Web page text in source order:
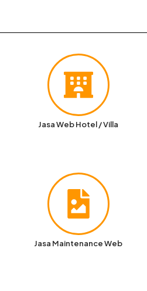
Jasa Web Hotel / Villa
Jasa Maintenance Web